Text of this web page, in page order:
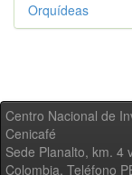
Orquídeas
Centro Nacional de
Cenicafé
Sede Planalto, km. 4
Colombia, Teléfono